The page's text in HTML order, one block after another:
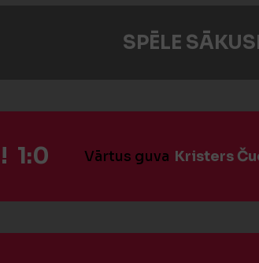
SPĒLE
1:0 Vārtus guva Kristers